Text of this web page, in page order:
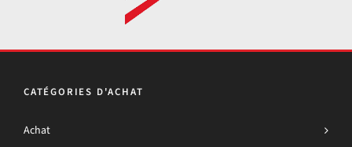
CATÉGORIES D'ACHAT
Achat